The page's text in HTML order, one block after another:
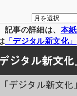
月
別
の
事
一
覧
記事の詳細は、 本
「デジタル新文化」